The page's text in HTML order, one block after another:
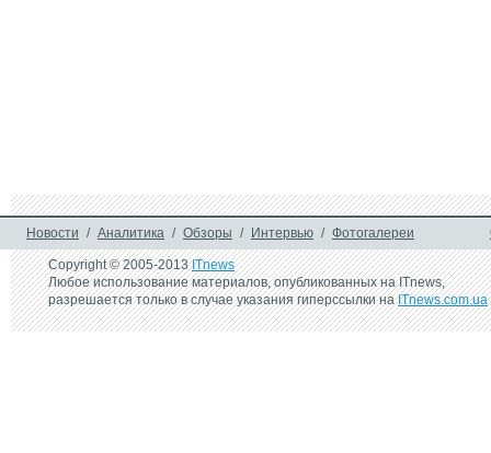
Новости / Аналитика / Обзоры / Интервью / Фотогалереи
Copyright © 2005-2013ITnews
Любое использование материалов, опубликованных на ITnews,
разрешается только в случае указания гиперссылки наITnews.com.ua